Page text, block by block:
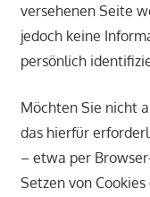
versehenen Seite
jedoch keine
persönlich
Möchten Sie nicht
das hierfür
– etwa per
Setzen von